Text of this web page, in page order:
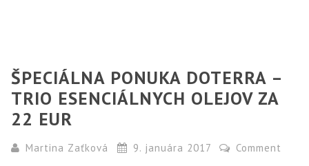
ŠPECIÁLNA PONUKA DOTERRA –
TRIO ESENCIÁLNYCH OLEJOV ZA
22 EUR
Martina Zaťková 9. januára 2017
Comment